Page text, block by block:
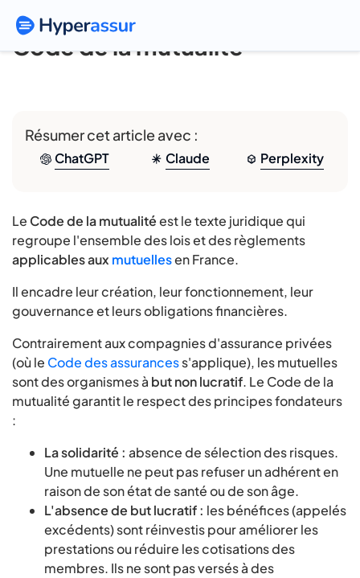
Code de la mutualité
Résumer cet article avec :
ChatGPT Claude Perplexity
Le Code de la mutualitéest le texte juridique qui
regroupe l'ensemble des lois et des règlements
applicables aux mutuellesen France.
Il encadre leur création, leur fonctionnement, leur
gouvernance et leurs obligations financières.
Contrairement aux compagnies d'assurance privées
(où le Code des assurancess'applique), les mutuelles
sont des organismes à but non lucratif. Le Code de la
mutualité garantit le respect des principes fondateurs
:
La solidarité : absence de sélection des risques.
Une mutuelle ne peut pas refuser un adhérent en
raison de son état de santé ou de son âge.
L'absence de but lucratif : les bénéfices (appelés
excédents) sont réinvestis pour améliorer les
prestations ou réduire les cotisations des
membres. Ils ne sont pas versés à des